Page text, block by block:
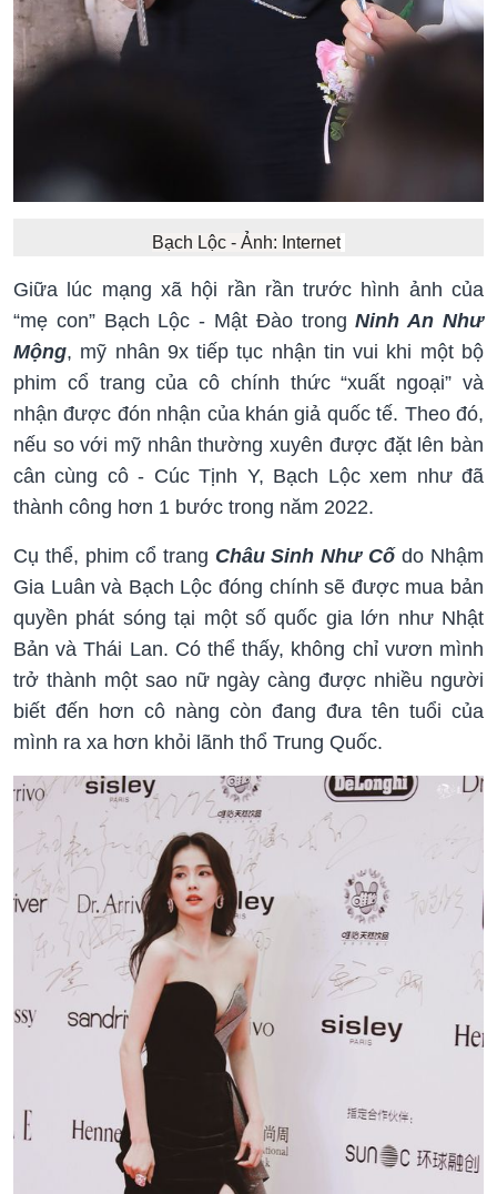
Bạch Lộc - Ảnh: Internet
Giữa lúc mạng xã hội rần rần trước hình ảnh của
“mẹ con” Bạch Lộc - Mật Đào trong Ninh An Như
Mộng, mỹ nhân 9x tiếp tục nhận tin vui khi một bộ
phim cổ trang của cô chính thức “xuất ngoại” và
nhận được đón nhận của khán giả quốc tế. Theo đó,
nếu so với mỹ nhân thường xuyên được đặt lên bàn
cân cùng cô - Cúc Tịnh Y, Bạch Lộc xem như đã
thành công hơn 1 bước trong năm 2022.
Cụ thể, phim cổ trang Châu Sinh Như Cố do Nhậm
Gia Luân và Bạch Lộc đóng chính sẽ được mua bản
quyền phát sóng tại một số quốc gia lớn như Nhật
Bản và Thái Lan. Có thể thấy, không chỉ vươn mình
trở thành một sao nữ ngày càng được nhiều người
biết đến hơn cô nàng còn đang đưa tên tuổi của
mình ra xa hơn khỏi lãnh thổ Trung Quốc.